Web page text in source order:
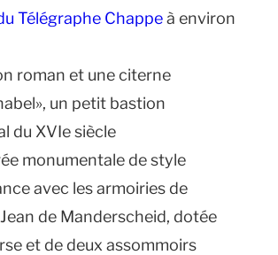
Télégraphe Chappeà environ
roman et une citerne
un petit bastion
du XVIe siècle
monumentale de style
avec les armoiries de
Jean de Manderscheid, dotée
et de deux assommoirs